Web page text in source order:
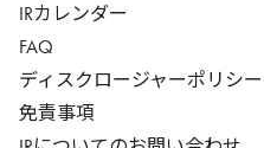
IRカレンダー
FAQ
ディスクロージャーポリシー
免責事項